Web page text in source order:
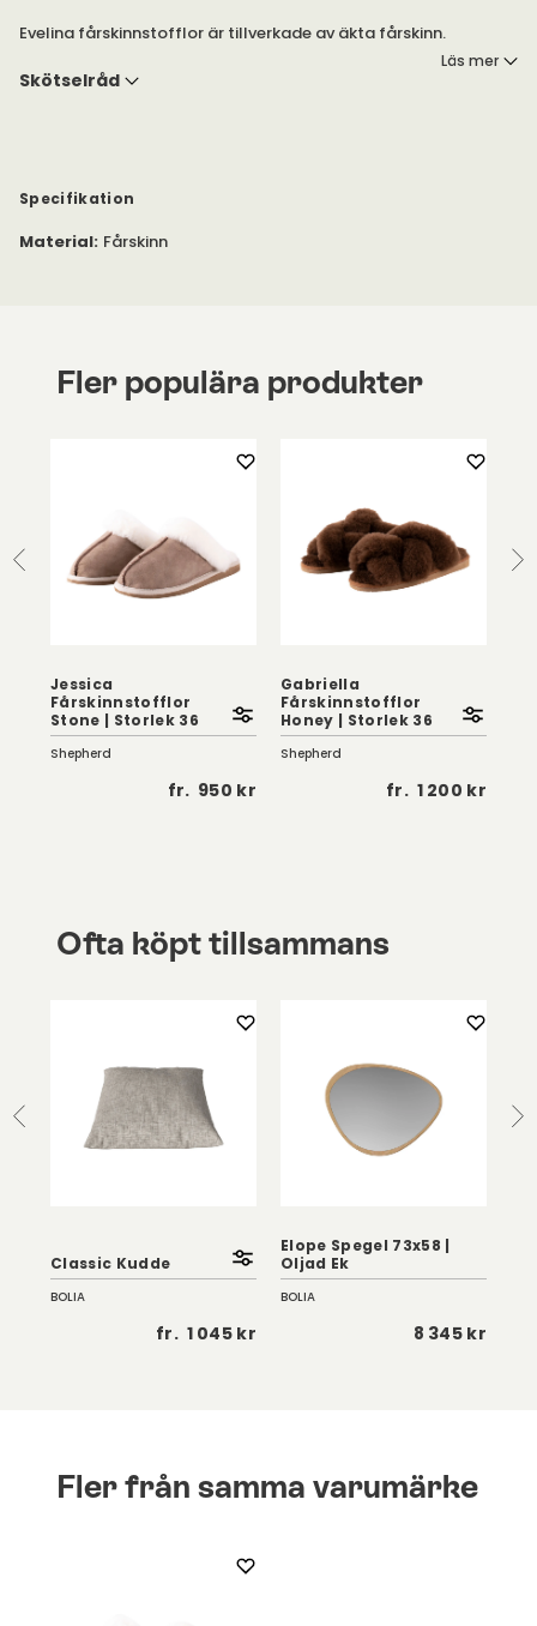
Evelina fårskinnstofflor är tillverkade av äkta fårskinn.
förkortning för Etylen Vinyl Acetat vilket är ett tåligt
Normal passform.
Läs mer
Skötselråd
Specifikation
Material: Fårskinn
Fler populära produkter
Jessica
Fårskinnstofflor
Stone | Storlek 36
Shepherd
fr. 950 kr
Gabriella
Fårskinnstofflor
Honey | Storlek 36
Shepherd
fr. 1 200 kr
Ofta köpt tillsammans
Classic Kudde
BOLIA
fr. 1 045 kr
Elope Spegel 73x58 |
Oljad Ek
BOLIA
8 345 kr
Fler från samma varumärke